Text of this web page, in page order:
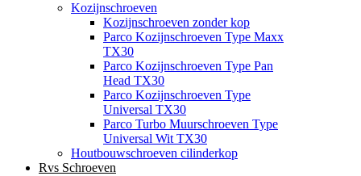
Kozijnschroeven
Kozijnschroeven zonder kop
Parco Kozijnschroeven Type Maxx
TX30
Parco Kozijnschroeven Type Pan
Head TX30
Parco Kozijnschroeven Type
Universal TX30
Parco Turbo Muurschroeven Type
Universal Wit TX30
Houtbouwschroeven cilinderkop
Rvs Schroeven